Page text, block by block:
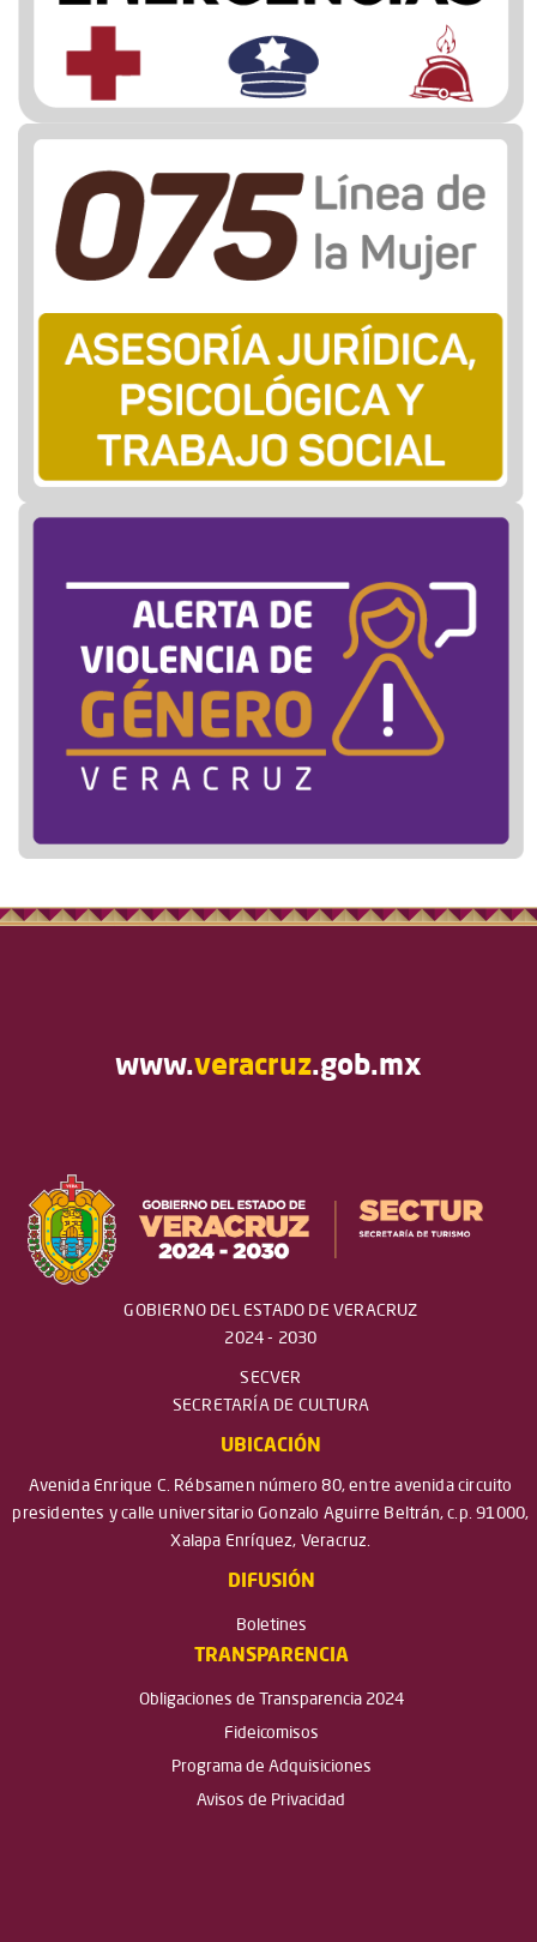
www.veracruz.gob.mx
GOBIERNO DEL ESTADO DE VERACRUZ
2024 - 2030
SECVER
SECRETARÍA DE CULTURA
UBICACIÓN
Avenida Enrique C. Rébsamen número 80, entre avenida circuito
presidentes y calle universitario Gonzalo Aguirre Beltrán, c.p. 91000,
Xalapa Enríquez, Veracruz.
DIFUSIÓN
Boletines
TRANSPARENCIA
Obligaciones de Transparencia 2024
Fideicomisos
Programa de Adquisiciones
Avisos de Privacidad